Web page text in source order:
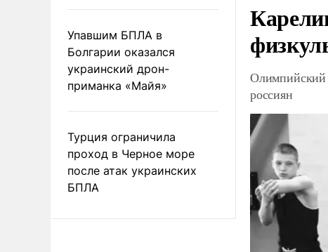
Упавшим БПЛА в
Болгарии оказался
украинский дрон-
приманка «Майя»
Турция ограничила
проход в Черное море
после атак украинских
БПЛА
Олимпийский
россиян